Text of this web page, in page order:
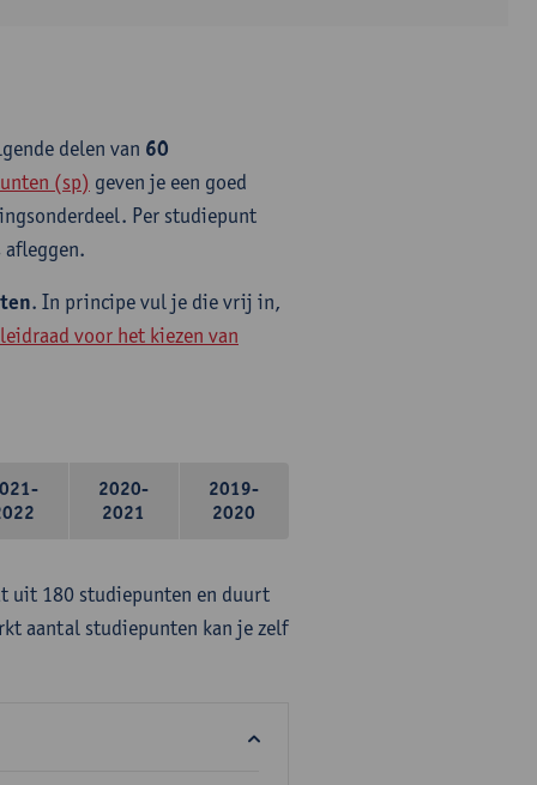
delen van 60
(sp) geven je een goed
Per studiepunt
afleggen.
. In principe vul je die vrij in,
leidraad voor het kiezen van
2020-
2021
2019-
2020
uit 180 studiepunten en duurt
aantal studiepunten kan je zelf